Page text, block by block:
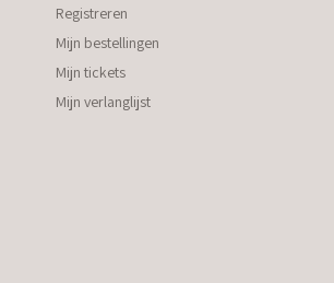
Registreren
Mijn bestellingen
Mijn tickets
Mijn verlanglijst